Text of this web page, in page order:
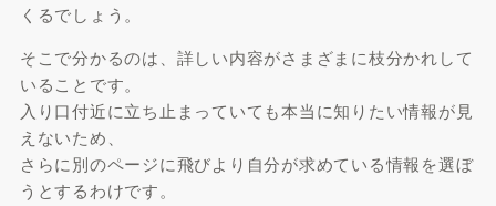
くるでしょう。
そこで分かるのは、詳しい内容がさまざまに枝分かれして
いることです。
入り口付近に立ち止まっていても本当に知りたい情報が見
えないため、
さらに別のページに飛びより自分が求めている情報を選ぼ
うとするわけです。